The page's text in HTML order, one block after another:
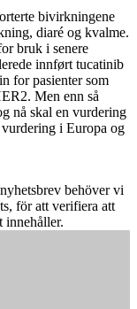
bivirkningene
diaré og kvalme.
bruk i senere
innført tucatinib
for pasienter som
Men enn så
nå skal en vurdering
i Europa og
behöver vi
för att verifiera att
innehåller.